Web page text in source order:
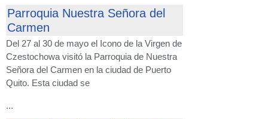
Parroquia Nuestra Señora del
Carmen
Del 27 al 30 de mayo el Icono de la Virgen de
Czestochowa visitó la Parroquia de Nuestra
Señora del Carmen en la ciudad de Puerto
Quito. Esta ciudad se
...